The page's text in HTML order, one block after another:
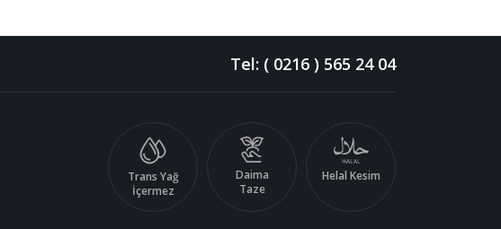
Tel: ( 0216 ) 565 24 04
Trans Yağ
İçermez
Daima
Taze
Helal Kesim